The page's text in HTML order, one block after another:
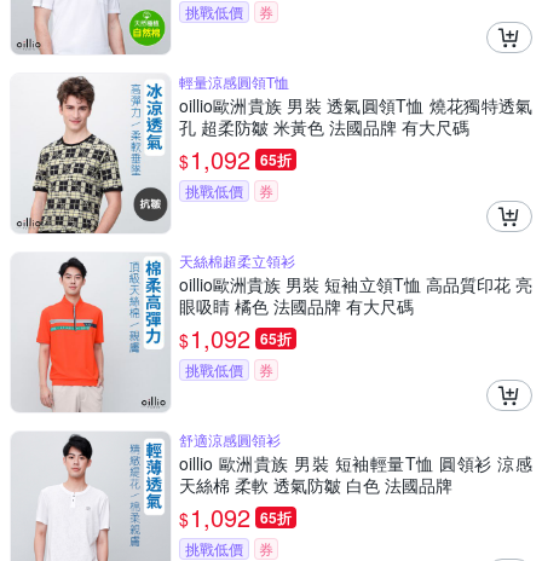
挑戰低價 券
輕量涼感圓領T恤
oillio歐洲貴族 男裝 透氣圓領T恤 燒花獨特透氣
孔 超柔防皺 米黃色 法國品牌 有大尺碼
$1,092 65折
挑戰低價 券
天絲棉超柔立領衫
oillio歐洲貴族 男裝 短袖立領T恤 高品質印花 亮
眼吸睛 橘色 法國品牌 有大尺碼
$1,092 65折
挑戰低價 券
舒適涼感圓領衫
oillio 歐洲貴族 男裝 短袖輕量T恤 圓領衫 涼感
天絲棉 柔軟 透氣防皺 白色 法國品牌
$1,092 65折
挑戰低價 券